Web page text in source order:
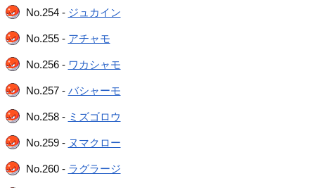
No.254 - ジュカイン
No.255 - アチャモ
No.256 - ワカシャモ
No.257 - バシャーモ
No.258 - ミズゴロウ
No.259 - ヌマクロー
No.260 - ラグラージ